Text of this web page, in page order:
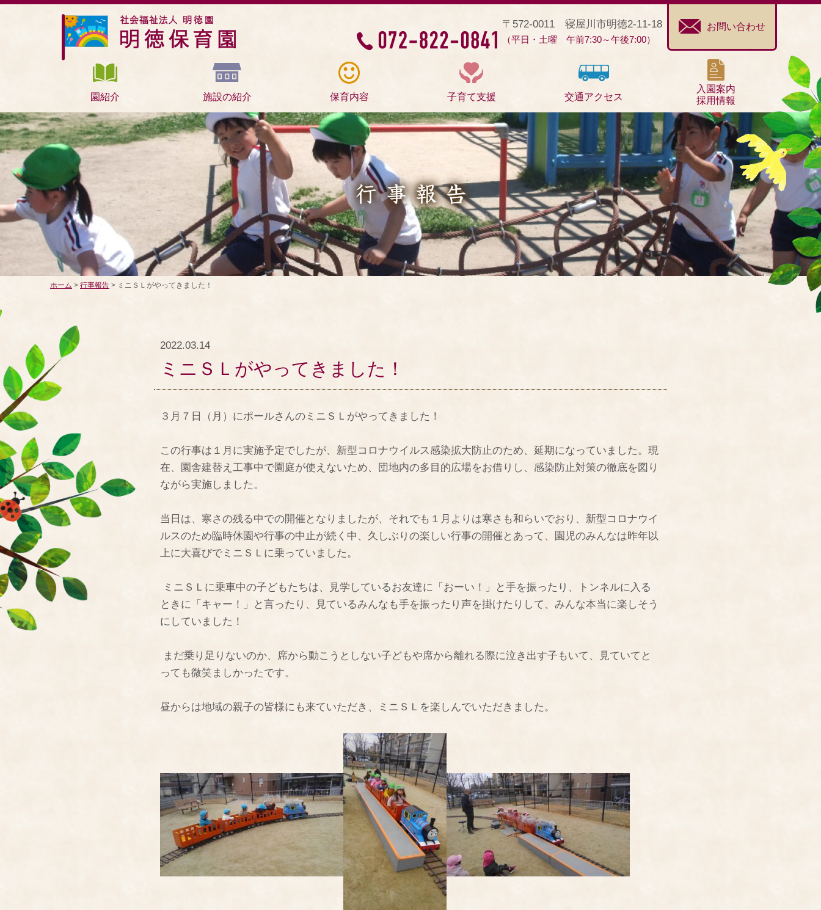
〒572-0011 寝屋川市明徳2-11-18
（平日・土曜 午前7:30～午後7:00）
お問い合わせ
園紹介 施設の紹介 保育内容 子育て支援 交通アクセス
入園案内
採用情報
ホーム > 行事報告 > ミニＳＬがやってきました！
2022.03.14
ミニＳＬがやってきました！
３月７日（月）にポールさんのミニＳＬがやってきました！
この行事は１月に実施予定でしたが、新型コロナウイルス感染拡大防止のため、延期になっていました。現
在、園舎建替え工事中で園庭が使えないため、団地内の多目的広場をお借りし、感染防止対策の徹底を図り
ながら実施しました。
当日は、寒さの残る中での開催となりましたが、それでも１月よりは寒さも和らいでおり、新型コロナウイ
ルスのため臨時休園や行事の中止が続く中、久しぶりの楽しい行事の開催とあって、園児のみんなは昨年以
上に大喜びでミニＳＬに乗っていました。
ミニ ＳＬ に乗車中の子どもたちは、見学しているお友達に「おーい！」と手を振ったり、トンネルに入る
ときに「キャー！」と言ったり、見ているみんなも手を振ったり声を掛けたりして、みんな本当に楽しそう
にしていました！
まだ乗り足りないのか、席から動こうとしない子どもや席から離れる際に泣き出す子もいて、見ていてと
っても微笑ましかったです。
昼からは地域の親子の皆様にも来ていただき、ミニＳＬを楽しんでいただきました。